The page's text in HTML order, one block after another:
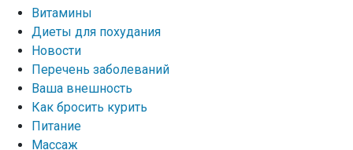
Витамины
Диеты для похудания
Новости
Перечень заболеваний
Ваша внешность
Как бросить курить
Питание
Массаж